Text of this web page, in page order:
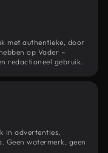
met authentieke, door
op Vader –
redactioneel gebruik.
in advertenties,
Geen watermerk, geen